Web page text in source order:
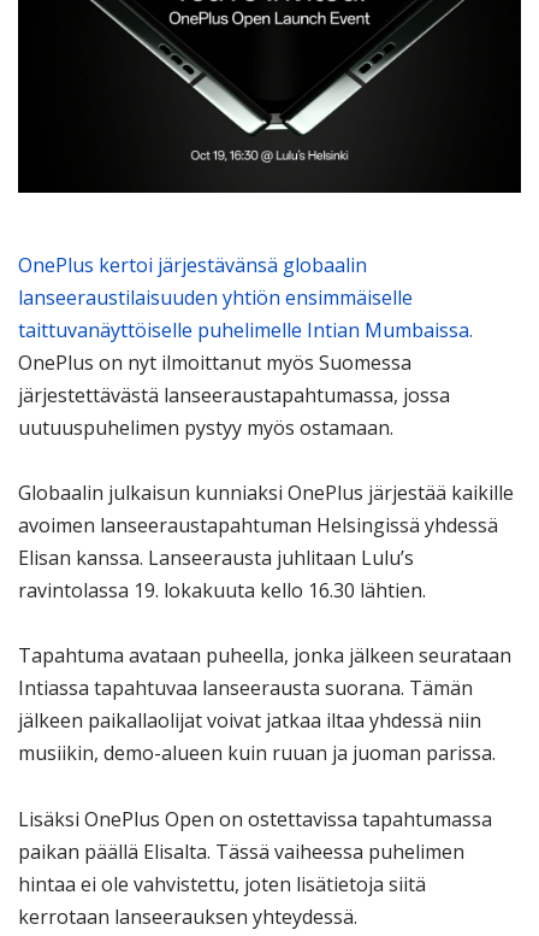
OnePlus kertoi järjestävänsä globaalin
lanseeraustilaisuuden yhtiön ensimmäiselle
taittuvanäyttöiselle puhelimelle Intian Mumbaissa.
OnePlus on nyt ilmoittanut myös Suomessa
järjestettävästä lanseeraustapahtumassa, jossa
uutuuspuhelimen pystyy myös ostamaan.
Globaalin julkaisun kunniaksi OnePlus järjestää kaikille
avoimen lanseeraustapahtuman Helsingissä yhdessä
Elisan kanssa. Lanseerausta juhlitaan Lulu’s
ravintolassa 19. lokakuuta kello 16.30 lähtien.
Tapahtuma avataan puheella, jonka jälkeen seurataan
Intiassa tapahtuvaa lanseerausta suorana. Tämän
jälkeen paikallaolijat voivat jatkaa iltaa yhdessä niin
musiikin, demo-alueen kuin ruuan ja juoman parissa.
Lisäksi OnePlus Open on ostettavissa tapahtumassa
paikan päällä Elisalta. Tässä vaiheessa puhelimen
hintaa ei ole vahvistettu, joten lisätietoja siitä
kerrotaan lanseerauksen yhteydessä.